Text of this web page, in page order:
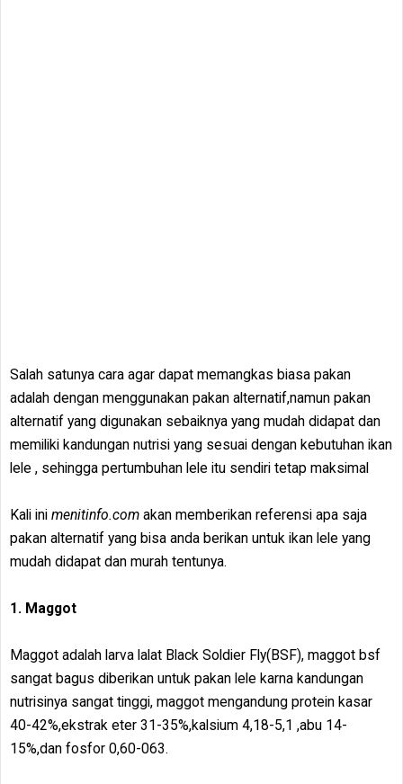
Salah satunya cara agar dapat memangkas biasa pakan
adalah dengan menggunakan pakan alternatif,namun pakan
alternatif yang digunakan sebaiknya yang mudah didapat dan
memiliki kandungan nutrisi yang sesuai dengan kebutuhan ikan
lele , sehingga pertumbuhan lele itu sendiri tetap maksimal
Kali ini menitinfo.com akan memberikan referensi apa saja
pakan alternatif yang bisa anda berikan untuk ikan lele yang
mudah didapat dan murah tentunya.
1. Maggot
Maggot adalah larva lalat Black Soldier Fly(BSF), maggot bsf
sangat bagus diberikan untuk pakan lele karna kandungan
nutrisinya sangat tinggi, maggot mengandung protein kasar
40-42%,ekstrak eter 31-35%,kalsium 4,18-5,1 ,abu 14-
15%,dan fosfor 0,60-063.